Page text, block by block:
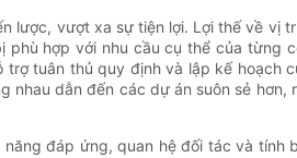
lược, vượt xa sự tiện lợi. Lợi thế về vị
hợp với nhu cầu cụ thể của từng
tuân thủ quy định và lập kế hoạch
dẫn đến các dự án suôn sẻ hơn,
đáp ứng, quan hệ đối tác và tính